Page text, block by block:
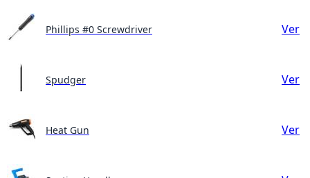
Phillips #0 Screwdriver Ver
Spudger Ver
Heat Gun Ver